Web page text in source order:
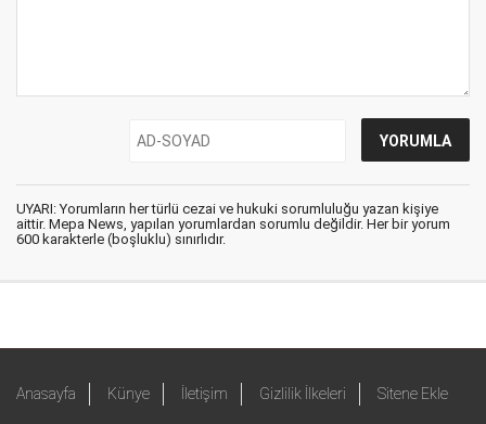
UYARI: Yorumların her türlü cezai ve hukuki sorumluluğu yazan kişiye
aittir. Mepa News, yapılan yorumlardan sorumlu değildir. Her bir yorum
600 karakterle (boşluklu) sınırlıdır.
Anasayfa Künye İletişim Gizlilik İlkeleri Sitene Ekle